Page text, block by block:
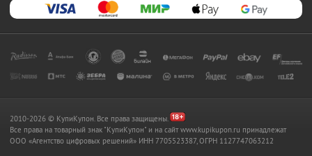
2010-2026 © КупиКупон. Все права защищены.
Все права на товарный знак "КупиКупон" и на сайт www.kupikupon.ru принадлежат
OOO «Агентство цифровых решений» ИНН 7705523387, ОГРН 1127747063212